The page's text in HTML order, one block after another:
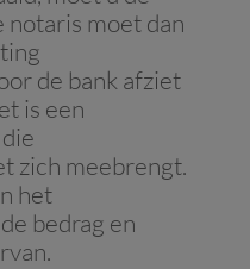
notaris moet dan
de bank afziet
is een
zich meebrengt.
het
bedrag en